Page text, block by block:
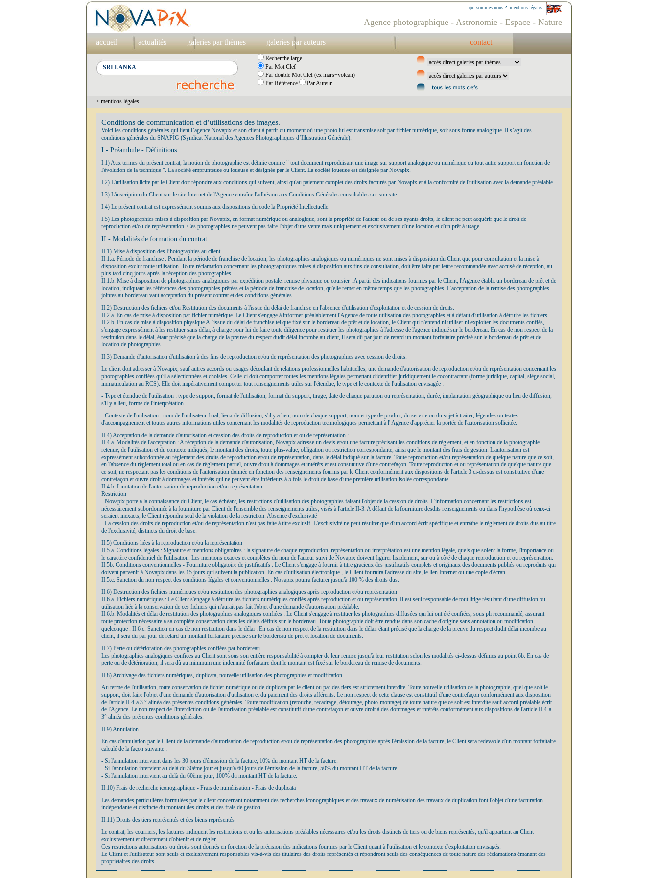
mentions légales
qui sommes-nous ?
Agence photographique - Astronomie - Espace - Nature
accueil actualités galeries par thèmes galeries par auteurs contact
Recherche large
Par Mot Clef
Par double Mot Clef (ex mars+volcan)
Par Référence
Par Auteur
> mentions légales
Conditions de communication et d’utilisations des images.
Voici les conditions générales qui lient l’agence Novapix et son client à partir du moment où une photo lui est transmise soit par fichier numérique, soit sous forme analogique. Il s’agit des
conditions générales du SNAPIG (Syndicat National des Agences Photographiques d’Illustration Générale).
I - Préambule - Définitions
I.1) Aux termes du présent contrat, la notion de photographie est définie comme " tout document reproduisant une image sur support analogique ou numérique ou tout autre support en fonction de
l'évolution de la technique ". La société emprunteuse ou loueuse et désignée par le Client. La société loueuse est désignée par Novapix.
I.2) L'utilisation licite par le Client doit répondre aux conditions qui suivent, ainsi qu'au paiement complet des droits facturés par Novapix et à la conformité de l'utilisation avec la demande préalable.
I.3) L'inscription du Client sur le site Internet de l'Agence entraîne l'adhésion aux Conditions Générales consultables sur son site.
I.4) Le présent contrat est expressément soumis aux dispositions du code la Propriété Intellectuelle.
I.5) Les photographies mises à disposition par Novapix, en format numérique ou analogique, sont la propriété de l'auteur ou de ses ayants droits, le client ne peut acquérir que le droit de
reproduction et/ou de représentation. Ces photographies ne peuvent pas faire l'objet d'une vente mais uniquement et exclusivement d'une location et d'un prêt à usage.
II - Modalités de formation du contrat
II.1) Mise à disposition des Photographies au client
II.1.a. Période de franchise : Pendant la période de franchise de location, les photographies analogiques ou numériques ne sont mises à disposition du Client que pour consultation et la mise à
disposition exclut toute utilisation. Toute réclamation concernant les photographiques mises à disposition aux fins de consultation, doit être faite par lettre recommandée avec accusé de réception, au
plus tard cinq jours après la réception des photographies.
II.1.b. Mise à disposition de photographies analogiques par expédition postale, remise physique ou coursier : A partir des indications fournies par le Client, l'Agence établit un bordereau de prêt et de
location, indiquant les références des photographies prêtées et la période de franchise de location, qu'elle remet en même temps que les photographies. L'acceptation de la remise des photographies
jointes au bordereau vaut acceptation du présent contrat et des conditions générales.
II.2) Destruction des fichiers et/ou Restitution des documents à l'issue du délai de franchise en l'absence d'utilisation d'exploitation et de cession de droits.
II.2.a. En cas de mise à disposition par fichier numérique. Le Client s'engage à informer préalablement l'Agence de toute utilisation des photographies et à défaut d'utilisation à détruire les fichiers.
II.2.b. En cas de mise à disposition physique A l'issue du délai de franchise tel que fixé sur le bordereau de prêt et de location, le Client qui n'entend ni utiliser ni exploiter les documents confiés,
s'engage expressément à les restituer sans délai, à charge pour lui de faire toute diligence pour restituer les photographies à l'adresse de l'agence indiqué sur le bordereau. En cas de non respect de la
restitution dans le délai, étant précisé que la charge de la preuve du respect dudit délai incombe au client, il sera dû par jour de retard un montant forfaitaire précisé sur le bordereau de prêt et de
location de photographies.
II.3) Demande d'autorisation d'utilisation à des fins de reproduction et/ou de représentation des photographies avec cession de droits.
Le client doit adresser à Novapix, sauf autres accords ou usages découlant de relations professionnelles habituelles, une demande d'autorisation de reproduction et/ou de représentation concernant les
photographies confiées qu'il a sélectionnées et choisies. Celle-ci doit comporter toutes les mentions légales permettant d'identifier juridiquement le cocontractant (forme juridique, capital, siège social,
immatriculation au RCS). Elle doit impérativement comporter tout renseignements utiles sur l'étendue, le type et le contexte de l'utilisation envisagée :
- Type et étendue de l'utilisation : type de support, format de l'utilisation, format du support, tirage, date de chaque parution ou représentation, durée, implantation géographique ou lieu de diffusion,
s'il y a lieu, forme de l'interprétation.
- Contexte de l'utilisation : nom de l'utilisateur final, lieux de diffusion, s'il y a lieu, nom de chaque support, nom et type de produit, du service ou du sujet à traiter, légendes ou textes
d'accompagnement et toutes autres informations utiles concernant les modalités de reproduction technologiques permettant à l' Agence d'apprécier la portée de l'autorisation sollicitée.
II.4) Acceptation de la demande d'autorisation et cession des droits de reproduction et ou de représentation :
II.4.a. Modalités de l'acceptation : A réception de la demande d'autorisation, Novapix adresse un devis et/ou une facture précisant les conditions de règlement, et en fonction de la photographie
retenue, de l'utilisation et du contexte indiqués, le montant des droits, toute plus-value, obligation ou restriction correspondante, ainsi que le montant des frais de gestion. L'autorisation est
expressément subordonnée au règlement des droits de reproduction et/ou de représentation, dans le délai indiqué sur la facture. Toute reproduction et/ou représentation de quelque nature que ce soit,
en l'absence du règlement total ou en cas de règlement partiel, ouvre droit à dommages et intérêts et est constitutive d'une contrefaçon. Toute reproduction et ou représentation de quelque nature que
ce soit, ne respectant pas les conditions de l'autorisation donnée en fonction des renseignements fournis par le Client conformément aux dispositions de l'article 3 ci-dessus est constitutive d'une
contrefaçon et ouvre droit à dommages et intérêts qui ne peuvent être inférieurs à 5 fois le droit de base d'une première utilisation isolée correspondante.
II.4.b. Limitation de l'autorisation de reproduction et/ou représentation :
Restriction
- Novapix porte à la connaissance du Client, le cas échéant, les restrictions d'utilisation des photographies faisant l'objet de la cession de droits. L'information concernant les restrictions est
nécessairement subordonnée à la fourniture par Client de l'ensemble des renseignements utiles, visés à l'article II-3. A défaut de la fourniture desdits renseignements ou dans l'hypothèse où ceux-ci
seraient inexacts, le Client répondra seul de la violation de la restriction. Absence d'exclusivité
- La cession des droits de reproduction et/ou de représentation n'est pas faite à titre exclusif. L'exclusivité ne peut résulter que d'un accord écrit spécifique et entraîne le règlement de droits dus au titre
de l'exclusivité, distincts du droit de base.
II.5) Conditions liées à la reproduction et/ou la représentation
II.5.a. Conditions légales : Signature et mentions obligatoires : la signature de chaque reproduction, représentation ou interprétation est une mention légale, quels que soient la forme, l'importance ou
le caractère confidentiel de l'utilisation. Les mentions exactes et complètes du nom de l'auteur suivi de Novapix doivent figurer lisiblement, sur ou à côté de chaque reproduction et ou représentation.
II.5b. Conditions conventionnelles - Fourniture obligatoire de justificatifs : Le Client s'engage à fournir à titre gracieux des justificatifs complets et originaux des documents publiés ou reproduits qui
doivent parvenir à Novapix dans les 15 jours qui suivent la publication. En cas d'utilisation électronique , le Client fournira l'adresse du site, le lien Internet ou une copie d'écran.
II.5.c. Sanction du non respect des conditions légales et conventionnelles : Novapix pourra facturer jusqu'à 100 % des droits dus.
II.6) Destruction des fichiers numériques et/ou restitution des photographies analogiques après reproduction et/ou représentation
II.6.a. Fichiers numériques : Le Client s'engage à détruire les fichiers numériques confiés après reproduction et ou représentation. Il est seul responsable de tout litige résultant d'une diffusion ou
utilisation liée à la conservation de ces fichiers qui n'aurait pas fait l'objet d'une demande d'autorisation préalable.
II.6.b. Modalités et délai de restitution des photographies analogiques confiées : Le Client s'engage à restituer les photographies diffusées qui lui ont été confiées, sous pli recommandé, assurant
toute protection nécessaire à sa complète conservation dans les délais définis sur le bordereau. Toute photographie doit être rendue dans son cache d'origine sans annotation ou modification
quelconque . II.6.c. Sanction en cas de non restitution dans le délai : En cas de non respect de la restitution dans le délai, étant précisé que la charge de la preuve du respect dudit délai incombe au
client, il sera dû par jour de retard un montant forfaitaire précisé sur le bordereau de prêt et location de documents.
II.7) Perte ou détérioration des photographies confiées par bordereau
Les photographies analogiques confiées au Client sont sous son entière responsabilité à compter de leur remise jusqu'à leur restitution selon les modalités ci-dessus définies au point 6b. En cas de
perte ou de détérioration, il sera dû au minimum une indemnité forfaitaire dont le montant est fixé sur le bordereau de remise de documents.
II.8) Archivage des fichiers numériques, duplicata, nouvelle utilisation des photographies et modification
Au terme de l'utilisation, toute conservation de fichier numérique ou de duplicata par le client ou par des tiers est strictement interdite. Toute nouvelle utilisation de la photographie, quel que soit le
support, doit faire l'objet d'une demande d'autorisation d'utilisation et du paiement des droits afférents. Le non respect de cette clause est constitutif d'une contrefaçon conformément aux disposition
de l'article II 4-a 3 ° alinéa des présentes conditions générales. Toute modification (retouche, recadrage, détourage, photo-montage) de toute nature que ce soit est interdite sauf accord préalable écrit
de l'Agence. Le non respect de l'interdiction ou de l'autorisation préalable est constitutif d'une contrefaçon et ouvre droit à des dommages et intérêts conformément aux dispositions de l'article II 4-a
3° alinéa des présentes conditions générales.
II.9) Annulation :
En cas d'annulation par le Client de la demande d'autorisation de reproduction et/ou de représentation des photographies après l'émission de la facture, le Client sera redevable d'un montant forfaitaire
calculé de la façon suivante :
- Si l'annulation intervient dans les 30 jours d'émission de la facture, 10% du montant HT de la facture.
- Si l'annulation intervient au delà du 30ème jour et jusqu'à 60 jours de l'émission de la facture, 50% du montant HT de la facture.
- Si l'annulation intervient au delà du 60ème jour, 100% du montant HT de la facture.
II.10) Frais de recherche iconographique - Frais de numérisation - Frais de duplicata
Les demandes particulières formulées par le client concernant notamment des recherches iconographiques et des travaux de numérisation des travaux de duplication font l'objet d'une facturation
indépendante et distincte du montant des droits et des frais de gestion.
II.11) Droits des tiers représentés et des biens représentés
Le contrat, les courriers, les factures indiquent les restrictions et ou les autorisations préalables nécessaires et/ou les droits distincts de tiers ou de biens représentés, qu'il appartient au Client
exclusivement et directement d'obtenir et de régler.
Ces restrictions autorisations ou droits sont donnés en fonction de la précision des indications fournies par le Client quant à l'utilisation et le contexte d'exploitation envisagés.
Le Client et l'utilisateur sont seuls et exclusivement responsables vis-à-vis des titulaires des droits représentés et répondront seuls des conséquences de toute nature des réclamations émanant des
propriétaires des droits.